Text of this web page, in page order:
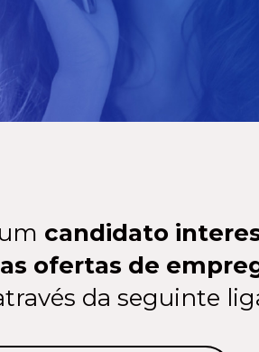
candidato
ofertas de
da seguinte